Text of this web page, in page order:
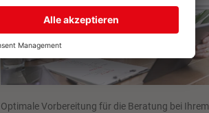
Optimale Vorbereitung für die Beratung bei Ihrem